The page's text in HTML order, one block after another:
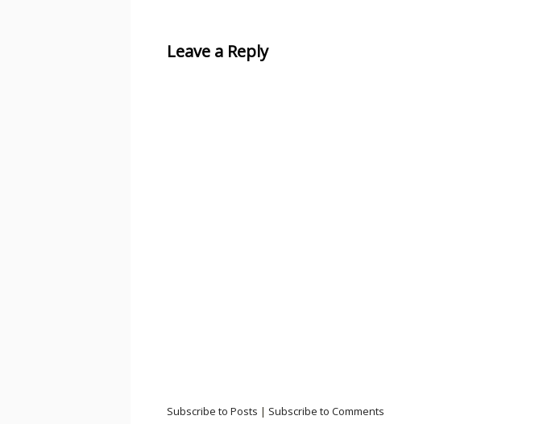
Leave a Reply
Subscribe to Posts | Subscribe to Comments